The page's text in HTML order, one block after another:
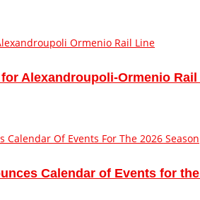
Alexandroupoli-Ormenio
Calendar of Events for